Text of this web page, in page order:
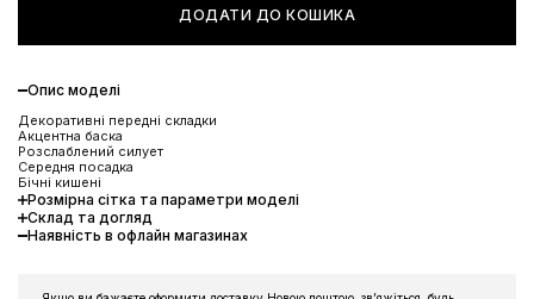
ДОДАТИ ДО КОШИКА
Опис моделі
Декоративні передні складки
Акцентна баска
Розслаблений силует
Середня посадка
Бічні кишені
Розмірна сітка та параметри моделі
Склад та догляд
Наявність в офлайн магазинах